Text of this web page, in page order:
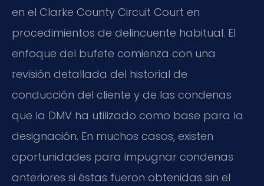
en el Clarke County Circuit Court en
procedimientos de delincuente habitual. El
enfoque del bufete comienza con una
revisión detallada del historial de
conducción del cliente y de las condenas
que la DMV ha utilizado como base para la
designación. En muchos casos, existen
oportunidades para impugnar condenas
anteriores si éstas fueron obtenidas sin el